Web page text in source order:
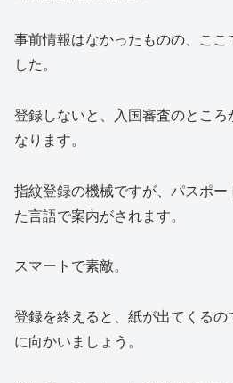
事前情報はなかったものの、こ
した。
登録しないと、入国審査のところ
なります。
指紋登録の機械ですが、パスポー
た言語で案内がされます。
スマートで素敵。
登録を終えると、紙が出てくる
に向かいましょう。